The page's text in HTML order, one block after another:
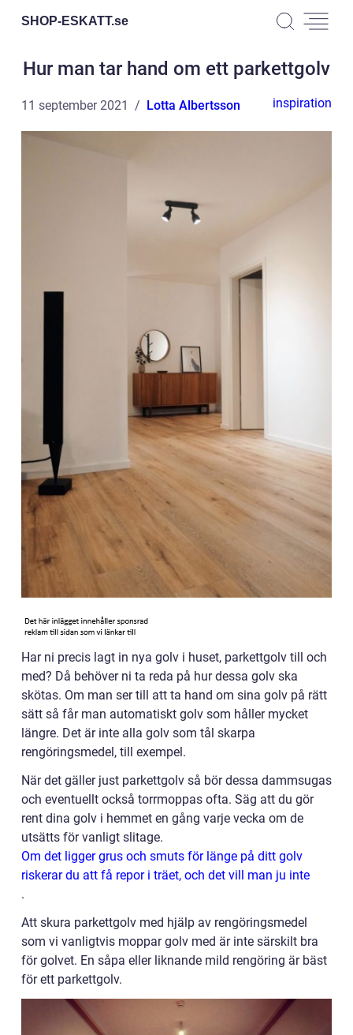
SHOP-ESKATT.se
Hur man tar hand om ett parkettgolv
11 september 2021 Lotta Albertsson inspiration
Har ni precis lagt in nya golv i huset, parkettgolv till och
med? Då behöver ni ta reda på hur dessa golv ska
skötas. Om man ser till att ta hand om sina golv på rätt
sätt så får man automatiskt golv som håller mycket
längre. Det är inte alla golv som tål skarpa
rengöringsmedel, till exempel.
När det gäller just parkettgolv så bör dessa dammsugas
och eventuellt också torrmoppas ofta. Säg att du gör
rent dina golv i hemmet en gång varje vecka om de
utsätts för vanligt slitage.
Om det ligger grus och smuts för länge på ditt golv
riskerar du att få repor i träet, och det vill man ju inte
.
Att skura parkettgolv med hjälp av rengöringsmedel
som vi vanligtvis moppar golv med är inte särskilt bra
för golvet. En såpa eller liknande mild rengöring är bäst
för ett parkettgolv.